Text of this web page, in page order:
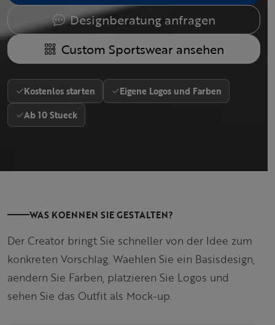
Designberatung anfragen
Custom Sportswear ansehen
Kostenlos starten
Eigene Logos und Farben
Ab 10 Stueck
WAS KOENNEN SIE GESTALTEN?
Der Creator bringt Sie schneller von der Idee zum
konkreten Vorschlag. Waehlen Sie ein Basisdesign,
aendern Sie Farben, platzieren Sie Logos und
sehen Sie das Outfit als Mock-up.